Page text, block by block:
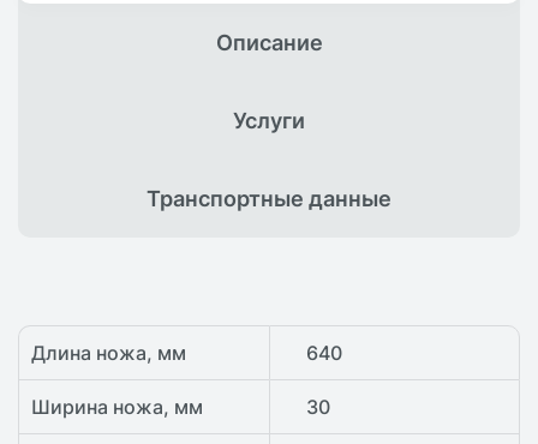
Описание
Услуги
Транспортныеданные
Длина ножа, мм 640
Ширина ножа, мм 30